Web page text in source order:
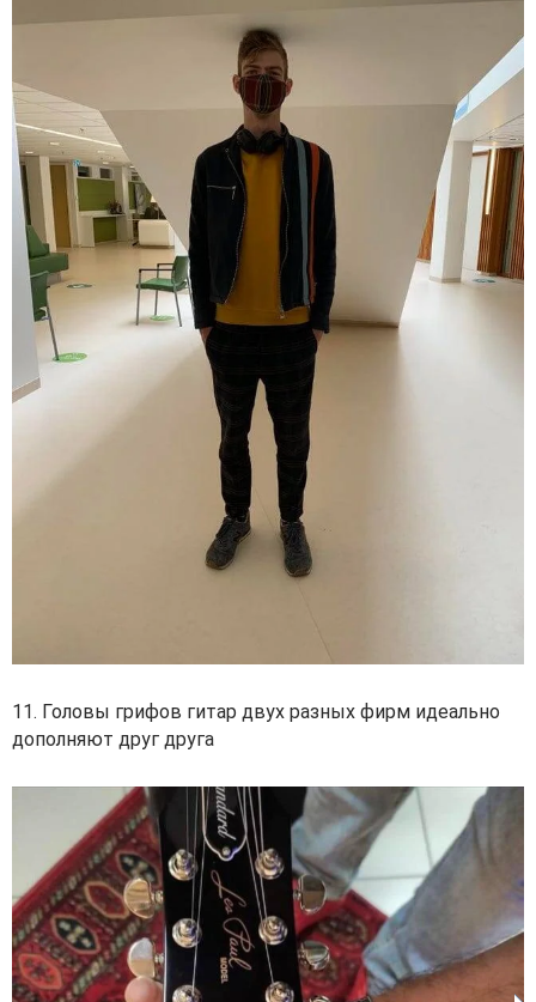
11. Головы грифов гитар двух разных фирм идеально
дополняют друг друга